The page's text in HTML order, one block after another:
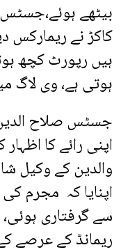
بیٹھے
کاکڑ نے
ہیں رپورٹ کچھ
ہوتی ہے، وی لاگ
جسٹس صلاح الدین
اپنی رائے کا
والدین کے وکیل
سے گرفتاری
ریمانڈ کے عرصے